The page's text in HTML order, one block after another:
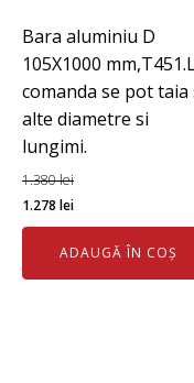
Bara aluminiu D
105X1000
comanda se pot taia
alte diametre si
lungimi.
1.380lei
Prețul
inițial
fost:
1.278 leiPrețul
curent
este:
1.278 lei.
ADAUGĂ ÎN COȘ